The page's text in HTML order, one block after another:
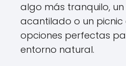
algo más tranquilo,
acantilado o un picnic
opciones perfectas
entorno natural.